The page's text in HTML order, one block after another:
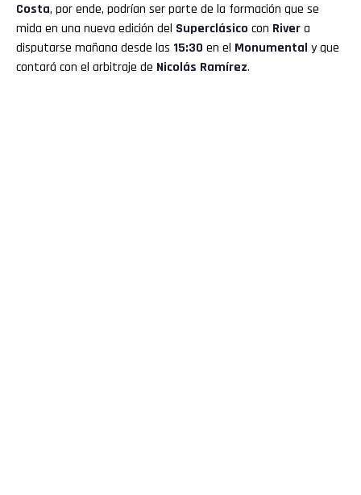
Costa, por ende, podrían ser parte de la formación que se
mida en una nueva edición del Superclásico con Rivera
disputarse mañana desde las 15:30 en el Monumental y que
contará con el arbitraje de Nicolás Ramírez.